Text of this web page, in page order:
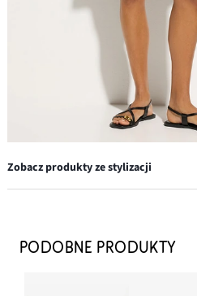
Zobacz produkty ze stylizacji
54,99 zł
PODOBNE PRODUKTY